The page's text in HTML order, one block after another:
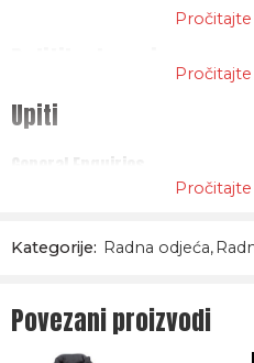
KEPER 100% pamuk, 240g/m2
Pročitajte
Politika trgovinePročitajte
Upiti
General Enquiries
There are no enquiries yet.
Pročitajte
Kategorije: Radna odjeća,
Povezani proizvodi